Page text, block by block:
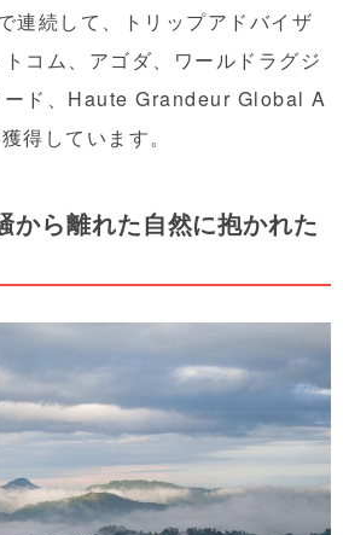
連続して、トリップアドバイザ
コム、アゴダ、ワールドラグジ
ード、Haute Grandeur Global A
得しています。
から離れた自然に抱かれた